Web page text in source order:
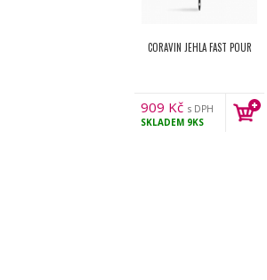
CORAVIN JEHLA FAST POUR
909 Kč s DPH
SKLADEM 9KS